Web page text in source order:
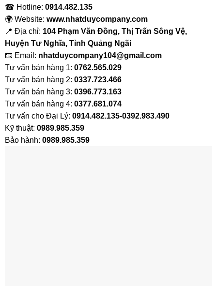
☎ Hotline: 0914.482.135
🌍 Website: www.nhatduycompany.com
📍 Địa chỉ: 104 Phạm Văn Đồng, Thị Trấn Sông Vệ,
Huyện Tư Nghĩa, Tỉnh Quảng Ngãi
📧 Email: nhatduycompany104@gmail.com
Tư vấn bán hàng 1: 0762.565.029
Tư vấn bán hàng 2: 0337.723.466
Tư vấn bán hàng 3: 0396.773.163
Tư vấn bán hàng 4: 0377.681.074
Tư vấn cho Đại Lý: 0914.482.135-0392.983.490
Kỹ thuật: 0989.985.359
Bảo hành: 0989.985.359